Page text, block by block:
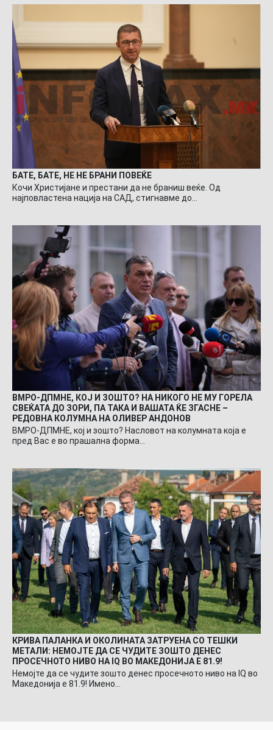
БАТЕ, БАТЕ, НЕ НЕ БРАНИ ПОВЕЌЕ
Кочи Христијане и престани да не браниш веќе. Од
најповластена нација на САД, стигнавме до…
ВМРО-ДПМНЕ, КОЈ И ЗОШТО? НА НИКОГО НЕ МУ ГОРЕЛА
СВЕЌАТА ДО ЗОРИ, ПА ТАКА И ВАШАТА ЌЕ ЗГАСНЕ –
РЕДОВНА КОЛУМНА НА ОЛИВЕР АНДОНОВ
ВМРО-ДПМНЕ, кој и зошто? Насловот на колумната која е
пред Вас е во прашална форма…
КРИВА ПАЛАНКА И ОКОЛИНАТА ЗАТРУЕНА СО ТЕШКИ
МЕТАЛИ: НЕМОЈТЕ ДА СЕ ЧУДИТЕ ЗОШТО ДЕНЕС
ПРОСЕЧНОТО НИВО НА IQ ВО МАКЕДОНИЈА Е 81.9!
Немојте да се чудите зошто денес просечното ниво на IQ во
Македонија е 81.9! Имено…